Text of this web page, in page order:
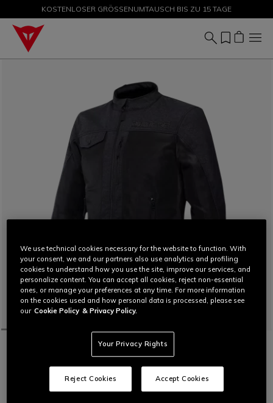
SALE BIS ZU -50 % – JETZT SHOPPEN
KOSTENLOSER GRÖSSENUMTAUSCH BIS ZU 15 TAGE
MOTORRAD MEN JACKEN
ALFAMA AIR TEX - SOMMER-
MOTORRADJACKE AUS MESH-TEXTIL
HERREN
We use technical cookies necessary for the website to function. With
your consent, we and our partners also use analytics and profiling
cookies to understand how you use the site, improve our services, and
personalize content. You can accept all cookies, reject non-essential
ones, or manage your preferences at any time. For more information
on the cookies used and how personal data is processed, please see
our Cookie Policy & Privacy Policy.
Your Privacy Rights
Reject Cookies Accept Cookies